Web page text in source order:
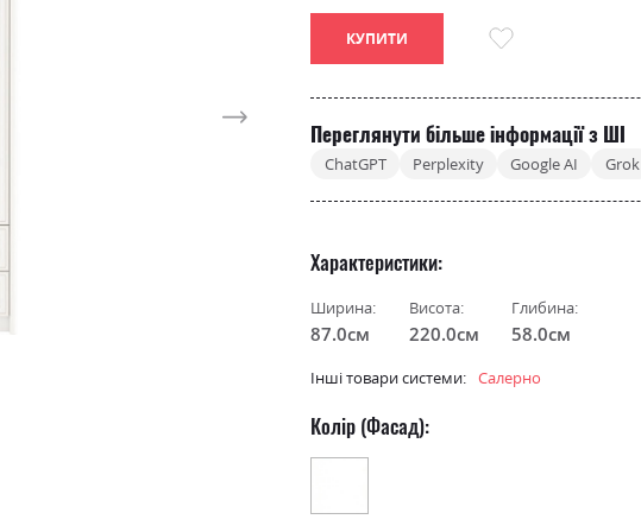
КУПИТИ
Переглянути більше інформації з ШІ
ChatGPT Perplexity Google AI Grok
Характеристики
Ширина:
87.0см
Висота:
220.0см
Глибина:
58.0см
Інші товари системи: Салерно
Колір (Фасад):